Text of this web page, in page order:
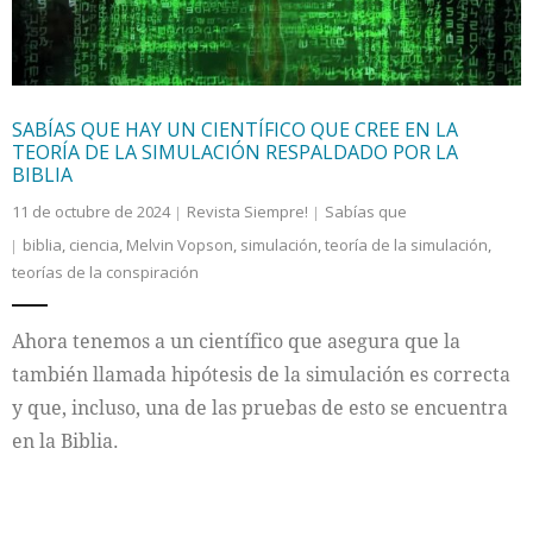
Cultura
SABÍAS QUE HAY UN CIENTÍFICO QUE CREE EN LA
TEORÍA DE LA SIMULACIÓN RESPALDADO POR LA
BIBLIA
11 de octubre de 2024 Revista Siempre!
Sabías que
biblia, ciencia, Melvin Vopson, simulación,teoría de la simulación,
teorías de la conspiración
Ahora tenemos a un científico que asegura que la
también llamada hipótesis de la simulación es correcta
y que, incluso, una de las pruebas de esto se encuentra
en la Biblia.